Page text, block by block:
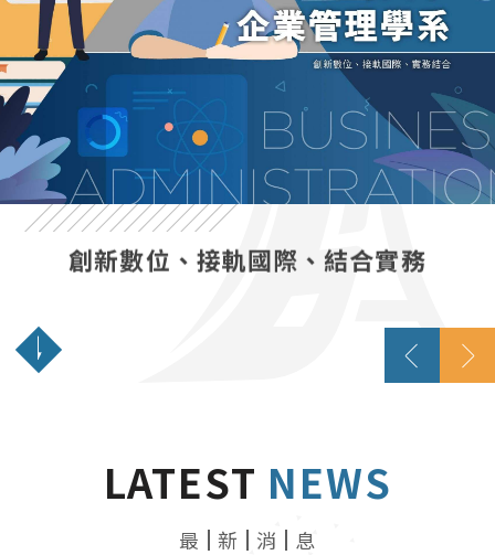
創新數位、接軌國際、結合實務
LATEST NEWS
最 新 消 息